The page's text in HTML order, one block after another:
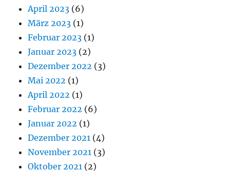
April 2023 (6)
März 2023 (1)
Februar 2023 (1)
Januar 2023 (2)
Dezember 2022 (3)
Mai 2022 (1)
April 2022 (1)
Februar 2022 (6)
Januar 2022 (1)
Dezember 2021 (4)
November 2021 (3)
Oktober 2021 (2)